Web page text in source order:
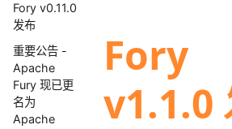
Fory v0.11.0
发布
重要公告 -
Apache
Fury 现已更
名为
Apache
Fory
v1.1.0